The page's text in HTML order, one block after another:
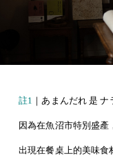
註1 ｜あまんだれ 是
因為在魚沼市特別盛
出現在餐桌上的美味食